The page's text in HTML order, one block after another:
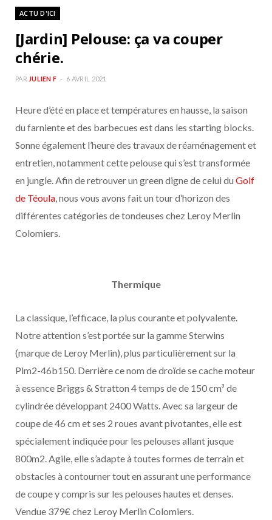
ACTU D'ICI
[Jardin] Pelouse: ça va couper
chérie.
PAR JULIEN F 6 AVRIL 2021
Heure d’été en place et températures en hausse, la saison
du farniente et des barbecues est dans les starting blocks.
Sonne également l’heure des travaux de réaménagement et
entretien, notamment cette pelouse qui s’est transformée
en jungle. Afin de retrouver un green digne de celui du Golf
de Téoula, nous vous avons fait un tour d’horizon des
différentes catégories de tondeuses chez Leroy Merlin
Colomiers.
Thermique
La classique, l’efficace, la plus courante et polyvalente.
Notre attention s’est portée sur la gamme Sterwins
(marque de Leroy Merlin), plus particulièrement sur la
Plm2-46b150. Derrière ce nom de droïde se cache moteur
à essence Briggs & Stratton 4 temps de de 150 cm³ de
cylindrée développant 2400 Watts. Avec sa largeur de
coupe de 46 cm et ses 2 roues avant pivotantes, elle est
spécialement indiquée pour les pelouses allant jusque
800m2. Agile, elle s’adapte à toutes formes de terrain et
obstacles à contourner tout en assurant une performance
de coupe y compris sur les pelouses hautes et denses.
Vendue 379€ chez Leroy Merlin Colomiers.